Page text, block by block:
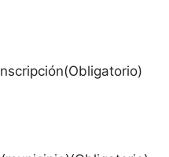
(Obligatorio)